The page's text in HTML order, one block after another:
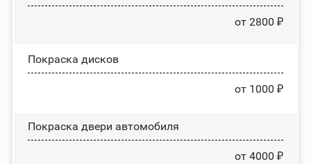
от 2800 ₽
Покраска дисков
от 1000 ₽
Покраска двери автомобиля
от 4000 ₽